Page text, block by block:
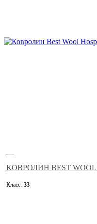
—
КОВРОЛИН BEST WOOL
Класс: 33